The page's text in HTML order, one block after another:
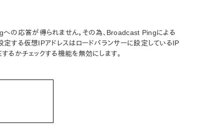
の応答が得られません。その為、Broadcast Pingによる
定する仮想IPアドレスはロードバランサーに設定しているIP
るかチェックする機能を無効にします。